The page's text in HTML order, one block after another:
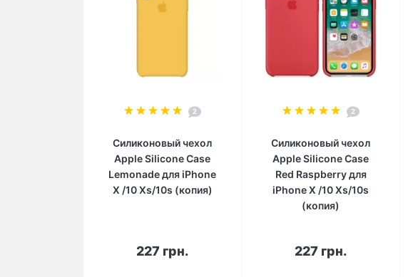
2
Силиконовый чехол
Apple Silicone Case
Lemonade для iPhone
X /10 Xs/10s (копия)
227 грн.
В корзину
2
Силиконовый чехол
Apple Silicone Case
Red Raspberry для
iPhone X /10 Xs/10s
(копия)
227 грн.
В корзину